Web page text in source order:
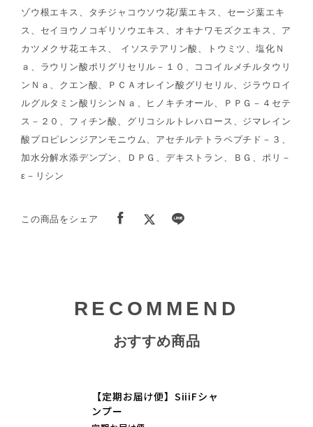
ゾウ根エキス、タチジャコウソウ花/葉エキス、セージ葉エキ
ス、セイヨウノコギリソウエキス、オキナワモズクエキス、ア
カツメクサ花エキス、 イソステアリン酸、トウミツ、塩化Ｎ
ａ、ラウリン酸ポリグリセリル－１０、ココイルメチルタウリ
ンＮａ、クエン酸、ＰＣＡオレイン酸グリセリル、ジラウロイ
ルグルタミン酸リシンＮａ、ヒノキチオール、ＰＰＧ－４セテ
ス－２０、フィチン酸、グリコシルトレハロース、ジマレイン
酸プロピレンジアンモニウム、アセチルテトラペプチド－３、
加水分解水添デンプン、ＤＰＧ、デキストラン、ＢＧ、ポリ－
ε－リシン
この商品をシェア
RECOMMEND
おすすめ商品
【定期お届け便】SiiiFシャ
ンプー